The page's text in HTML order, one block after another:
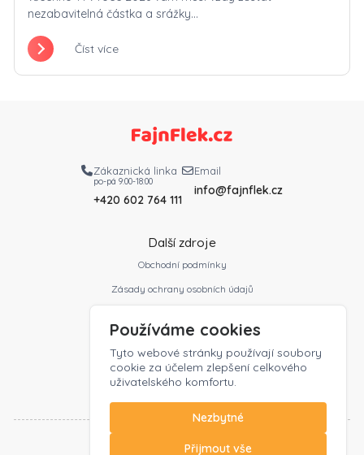
nezabavitelná částka a srážky...
Číst více
Zákaznická linka
po-pá 9:00-18:00
+420 602 764 111
Email
info@fajnflek.cz
Další zdroje
Obchodní podmínky
Zásady ochrany osobních údajů
Ceník
Kontakt
Zaměstnavatelé
©2026 FajnFlek.cz
Používáme cookies
Tyto webové stránky používají soubory
cookie za účelem zlepšení celkového
uživatelského komfortu.
Nezbytné
Přijmout vše